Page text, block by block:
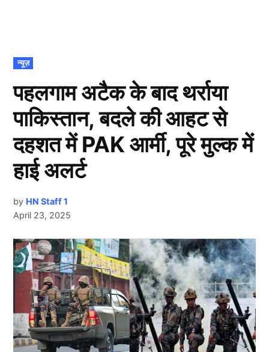
POSTED
IN
न्यूज़
पहलगाम अटैक के बाद थर्राया
पाकिस्तान, बदले की आहट से
दहशत में PAK आर्मी, पूरे मुल्क में
हाई अलर्ट
by HN Staff 1
April 23, 2025